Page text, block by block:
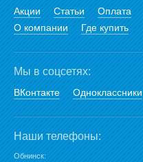
Акции Статьи Оплата
О компании
Где купить
Мы в соцсетях:
ВКонтакте Одноклассники
Наши телефоны:
Обнинск: